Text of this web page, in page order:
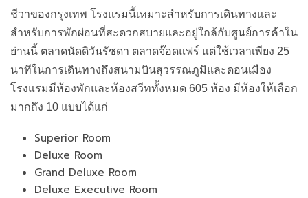
ชีวาของกรุงเทพ โรงแรมนี้เหมาะสำหรับการเดินทางและ
สำหรับการพักผ่อนที่สะดวกสบายและอยู่ใกล้กับศูนย์การค้าใน
ย่านนี้ ตลาดนัดดิวันรัชดา ตลาดจ๊อดแฟร์ แต่ใช้เวลาเพียง 25
นาทีในการเดินทางถึงสนามบินสุวรรณภูมิและดอนเมือง
โรงแรมมีห้องพักและห้องสวีททั้งหมด 605 ห้อง มีห้องให้เลือก
มากถึง 10 แบบได้แก่
Superior Room
Deluxe Room
Grand Deluxe Room
Deluxe Executive Room